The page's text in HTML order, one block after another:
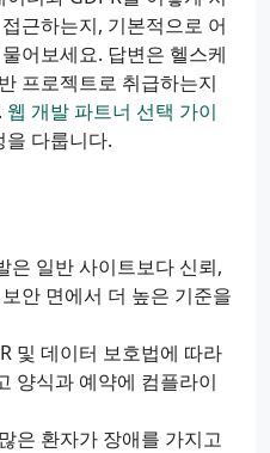
근하는지, 기본적으로 어
어보세요. 답변은 헬스케
프로젝트로 취급하는지
웹 개발 파트너 선택 가이
을 다룹니다.
은 일반 사이트보다 신뢰,
안 면에서 더 높은 기준을
및 데이터 보호법에 따라
양식과 예약에 컴플라이
은 환자가 장애를 가지고